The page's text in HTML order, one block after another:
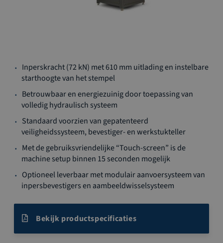
naar
het
begin
van
afbeeldingen-
gallerij
Inperskracht (72 kN) met 610 mm uitlading en instelbare
starthoogte van het stempel
Betrouwbaar en energiezuinig door toepassing van
volledig hydraulisch systeem
Standaard voorzien van gepatenteerd
veiligheidssysteem, bevestiger- en werkstukteller
Met de gebruiksvriendelijke “Touch-screen” is de
machine setup binnen 15 seconden mogelijk
Optioneel leverbaar met modulair aanvoersysteem van
inpersbevestigers en aambeeldwisselsysteem
Bekijk productspecificaties